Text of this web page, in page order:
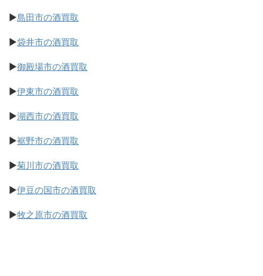
▶島田市の酒買取
▶袋井市の酒買取
▶御殿場市の酒買取
▶伊東市の酒買取
▶湖西市の酒買取
▶裾野市の酒買取
▶菊川市の酒買取
▶伊豆の国市の酒買取
▶牧之原市の酒買取